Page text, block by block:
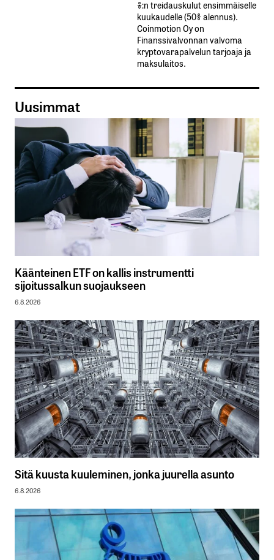
%:n treidauskulut​ ​ensimmäiselle​ ​
kuukaudelle​ ​(50%​ ​alennus).
Coinmotion Oy on
Finanssivalvonnan valvoma
kryptovarapalvelun tarjoaja ja
maksulaitos.
Uusimmat
Käänteinen ETF on kallis instrumentti
sijoitussalkun suojaukseen
6.8.2026
Sitä kuusta kuuleminen, jonka juurella asunto
6.8.2026